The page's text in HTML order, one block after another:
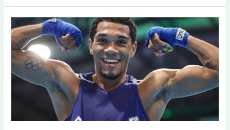
Romeu,
Falcão
e
Luiz
Oliveira